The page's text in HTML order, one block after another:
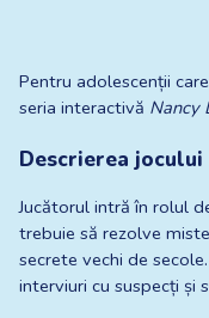
Pentru adolescenții
seria interactivă Nancy
Descrierea
Jucătorul intră în rolul
trebuie să rezolve
secrete vechi de
interviuri cu suspecți și